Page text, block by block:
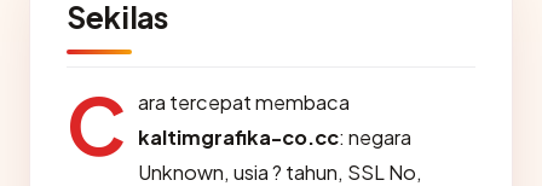
Sekilas
C ara tercepat membaca
kaltimgrafika-co.cc: negara
Unknown, usia ? tahun, SSL No,